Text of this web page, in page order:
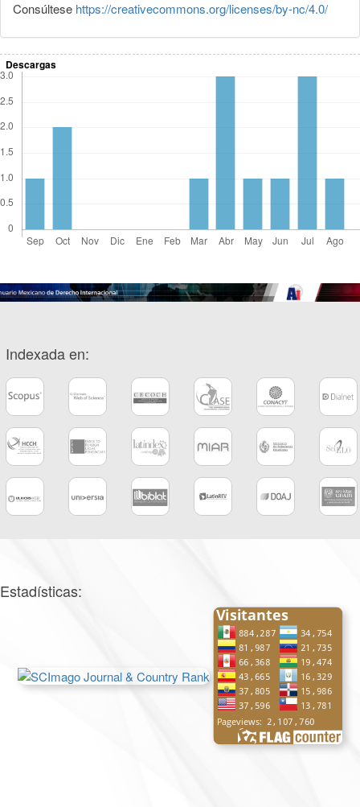
Consúltese https://creativecommons.org/licenses/by-nc/4.0/
Descargas
Indexada en:
Estadísticas: